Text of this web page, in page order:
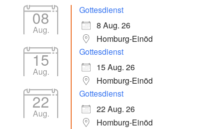
08
Aug.
Gottesdienst
8 Aug. 26
Homburg-Einöd
15
Aug.
Gottesdienst
15 Aug. 26
Homburg-Einöd
22
Aug.
Gottesdienst
22 Aug. 26
Homburg-Einöd